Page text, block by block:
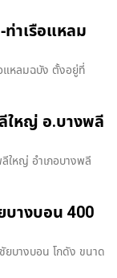
ท่าเรือแหลม
แหลมฉบัง ตั้งอยู่ที่
ลีใหญ่ อ.บางพลี
ใหญ่ อำเภอบางพลี
บางบอน 400
ชัยบางบอน โกดัง ขนาด